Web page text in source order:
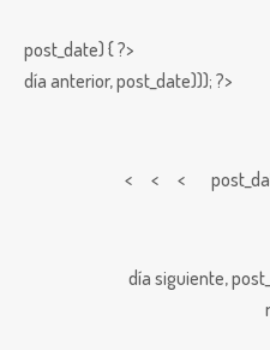
post_date) { ?>
día anterior,post_date))); ?>
< < <
día siguiente,